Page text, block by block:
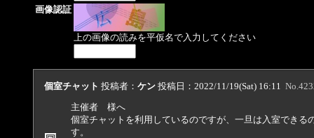
画像認証
上の画像の読みを平仮名で入力してください
個室チャット 投稿者： ケン 投稿日：2022/11/19(Sat) 16:11
主催者 様へ
個室チャットを利用しているのですが、一旦は入室でき
す。